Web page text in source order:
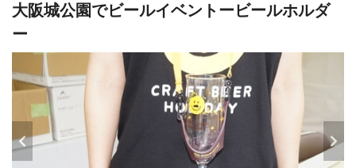
大阪城公園でビールイベントービールホルダ
ー